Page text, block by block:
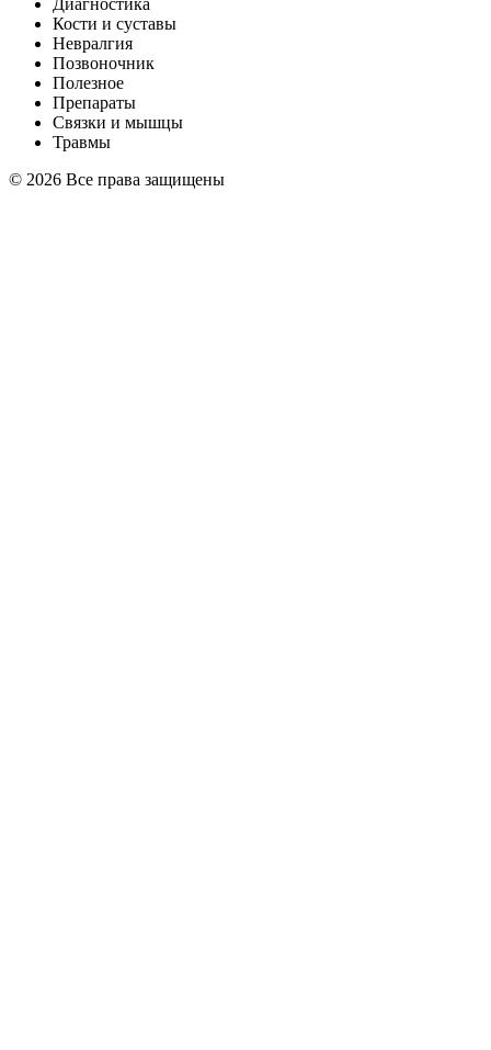
Диагностика
Кости и суставы
Невралгия
Позвоночник
Полезное
Препараты
Связки и мышцы
Травмы
© 2026 Все права защищены